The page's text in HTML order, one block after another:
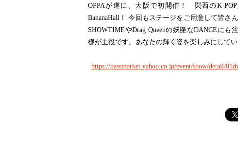
OPPAが遂に、大阪で初開催！ 関西のK-
BananaHall！ 今回もステージをご用意して皆さ
SHOWTIMEやDrag Queenの妖艶なDANCEにも
様が主役です。あなたの輝く姿を楽しみにしてい
https://passmarket.yahoo.co.jp/event/show/detail/